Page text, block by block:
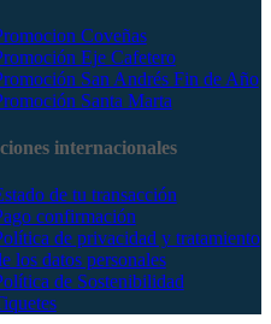
Coveñas
Eje Cafetero
San Andrés Fin de Año
Santa Marta
internacionales
de tu transacción
confirmación
de privacidad y tratamiento
los datos personales
de Sostenibilidad